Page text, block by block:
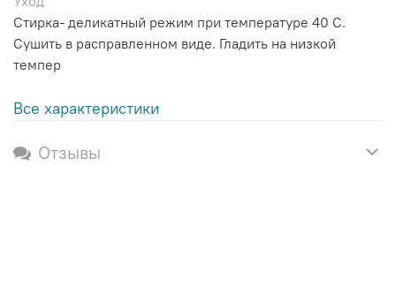
Стирка- деликатный режим при температуре 40 С.
Сушить в расправленном виде. Гладить на низкой
темпер
Все характеристики
Отзывы